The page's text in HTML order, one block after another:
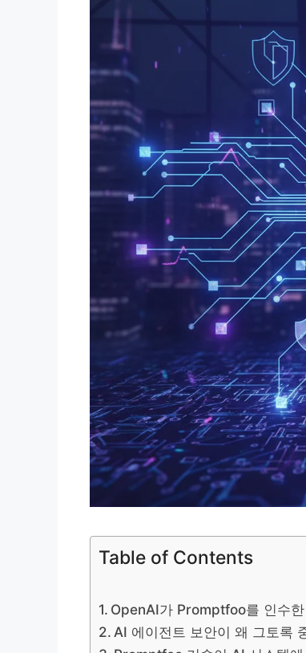
Table of Contents
OpenAI가 Promptfoo를 인수
AI 에이전트 보안이 왜 그토록